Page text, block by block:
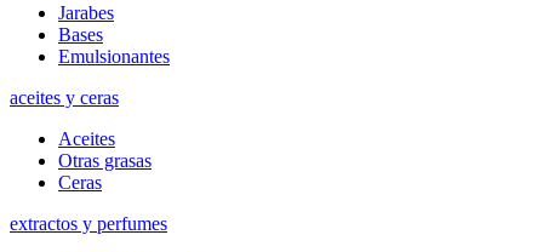
Jarabes
Bases
Emulsionantes
aceites y ceras
Aceites
Otras grasas
Ceras
extractos y perfumes